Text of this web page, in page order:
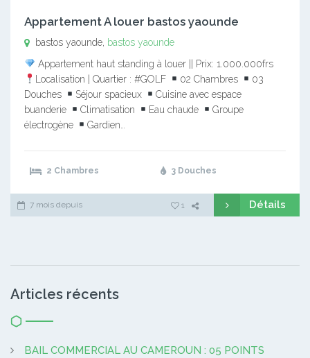
Appartement A louer bastos yaounde
bastos yaounde, bastos yaounde
Appartement haut standing à louer || Prix: 1.000.000frs
Localisation | Quartier : #GOLF
02 Chambres
03
Douches
Séjour spacieux
Cuisine avec espace
buanderie
Climatisation Eau chaude
Groupe
électrogène
Gardien…
2 Chambres 3 Douches
7 mois depuis 1 Détails
Articles récents
BAIL COMMERCIAL AU CAMEROUN : 05 POINTS